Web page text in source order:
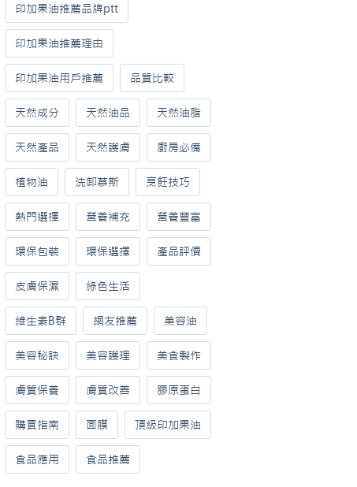
印加果油推薦品牌ptt
印加果油推薦理由
印加果油用戶推薦 品質比較
天然成分 天然油品 天然油脂
天然產品 天然護膚 廚房必備
植物油 洗卸慕斯 烹飪技巧
熱門選擇 營養補充 營養豐富
環保包裝 環保選擇 產品評價
皮膚保濕 綠色生活
維生素B群 網友推薦 美容油
美容秘訣 美容護理 美食製作
膚質保養 膚質改善 膠原蛋白
購買指南 面膜 頂級印加果油
食品應用 食品推薦